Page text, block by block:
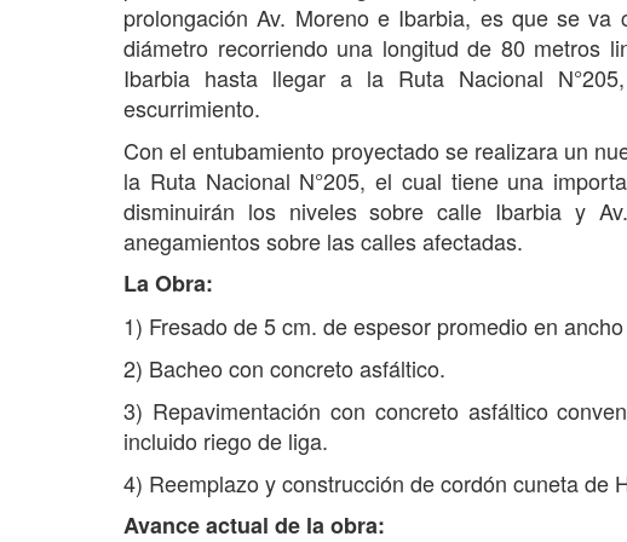
prolongación Av. Moreno e Ibarbia, es que se
diámetro recorriendo una longitud de 80 metros
Ibarbia hasta llegar a la Ruta Nacional
escurrimiento.
Con el entubamiento proyectado se realizara un
la Ruta Nacional N°205, el cual tiene una
disminuirán los niveles sobre calle Ibarbia y
anegamientos sobre las calles afectadas.
La Obra:
1) Fresado de 5 cm. de espesor promedio en
2) Bacheo con concreto asfáltico.
3) Repavimentación con concreto asfáltico
incluido riego de liga.
4) Reemplazo y construcción de cordón cuneta de
Avance actual de la obra: